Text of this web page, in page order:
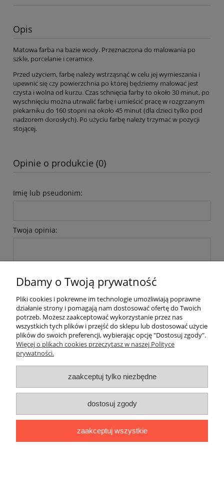
Opis
Matowa farba na bazie wody. Przeznaczona do malowania po
szkle, porcelanie i ceramice.
Przed użyciem, farbę należy wstrząsnąć w celu jej wymieszania i
upewnić się czy powierzchnia po której będziemy malować jest
czysta i wolna od kurzu. Czas schnięcia farby to około 30 minut, po
wyschnięciu można utrwalić farbę i umieścić pracę w rozgrzanym
piekarniku do 160 stopni na około 45 minut (dla dzieci tylko pod
nadzorem dorosłych). Po użyciu farbę należy trzymać w pozycji
stojącej.
Opinie o produkcie (0)
Imię lub pseudonim:
Twoja opinia:
wyślij
Pomoc
Moje konto
Płatności i dostawa
Informacje
Dbamy o Twoją prywatność
Pliki cookies i pokrewne im technologie umożliwiają poprawne
działanie strony i pomagają nam dostosować ofertę do Twoich
potrzeb. Możesz zaakceptować wykorzystanie przez nas
wszystkich tych plików i przejść do sklepu lub dostosować użycie
plików do swoich preferencji, wybierając opcję "Dostosuj zgody".
Więcej o plikach cookies przeczytasz w naszej Polityce
prywatności.
zaakceptuj tylko niezbędne
dostosuj zgody
zaakceptuj wszystkie